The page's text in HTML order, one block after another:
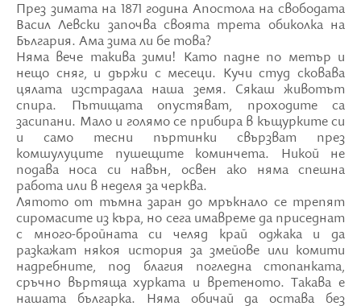
През зимата на 1871 година Апостола на свободата
Васил Левски започва своята трета обиколка на
България. Ама зима ли бе това?
Няма вече такива зими! Като падне по метър и
нещо сняг, и държи с месеци. Кучи студ сковава
цялата изстрадала наша земя. Сякаш животът
спира. Пътищата опустяват, проходите са
засипани. Мало и голямо се прибира в къщурките си
и само тесни пъртинки свързват през
комшулуците пушещите коминчета. Никой не
подава носа си навън, освен ако няма спешна
работа или в неделя за черква.
Лятото от тъмна заран до мръкнало се трепят
сиромасите из къра, но сега имавреме да приседнат
с много-бройната си челяд край оджака и да
разкажат някоя история за змейове или комити
надребните, под благия погледна стопанката,
сръчно въртяща хурката и вретеното. Такава е
нашата българка. Няма обичай да остава без